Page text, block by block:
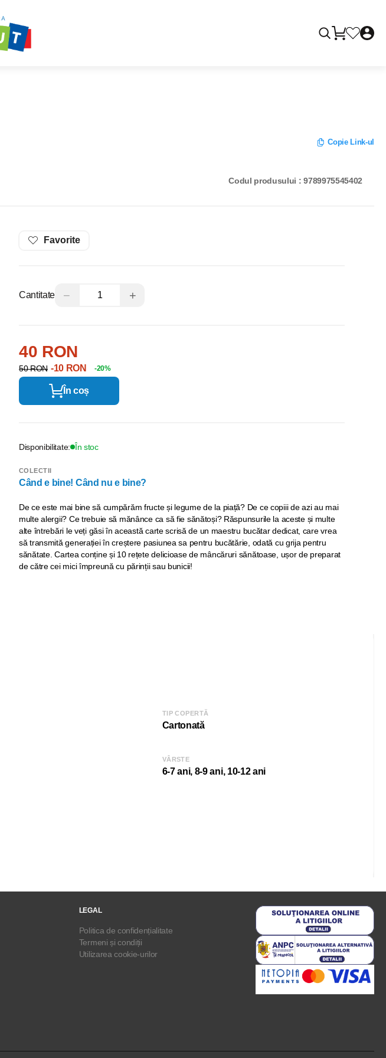
Copie Link-ul
Codul produsului : 9789975545402
Favorite
Cantitate − +
40 RON
50 RON -10 RON -20%
În coș
Disponibilitate: În stoc
COLECTII
Când e bine! Când nu e bine?
De ce este mai bine să cumpărăm fructe și legume de la piață? De ce copiii de azi au mai
multe alergii? Ce trebuie să mănânce ca să fie sănătoși? Răspunsurile la aceste și multe
alte întrebări le veți găsi în această carte scrisă de un maestru bucătar dedicat, care vrea
să transmită generației în creștere pasiunea sa pentru bucătărie, odată cu grija pentru
sănătate. Cartea conține și 10 rețete delicioase de mâncăruri sănătoase, ușor de preparat
de către cei mici împreună cu părinții sau bunicii!
TIP COPERTĂ
Cartonată
VÂRSTE
6-7 ani, 8-9 ani, 10-12 ani
LEGAL
Politica de confidențialitate
Termeni și condiții
Utilizarea cookie-urilor